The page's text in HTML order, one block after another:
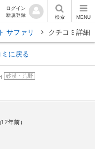
ログイン
新規登録
検索 MENU
サファリ クチコミ詳細
に戻る
砂漠・荒野
年前）